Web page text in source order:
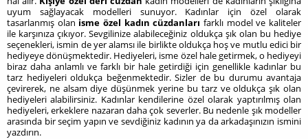
uyum sağlayacak modelleri sunuyor. Kadınlar için özel olarak
tasarlanmış olan isme özel kadın cüzdanları farklı model ve kaliteler
ile karşınıza çıkıyor. Sevgilinize alabileceğiniz oldukça şık olan bu hediye
seçenekleri, ismin de yer alamsı ile birlikte oldukça hoş ve mutlu edici bir
hediyeye dönüşmektedir. Hediyeleri, isme özel hale getirmek, o hediyeyi
biraz daha anlamlı ve farklı bir hale getirdiği için genellikle kadınlar bu
tarz hediyeleri oldukça beğenmektedir. Sizler de bu durumu avantaja
çevirerek, ne alsam diye düşünmek yerine bu tarz ve oldukça şık olan
hediyeleri alabilirsiniz. Kadınlar kendilerine özel olarak yaptırılmış olan
hediyeleri, erkeklere nazaran daha çok severler. Bu nedenle şık modeller
arasında bir seçim yapın ve sevdiğiniz kadının ya da arkadaşınızın ismini
yazdırın.